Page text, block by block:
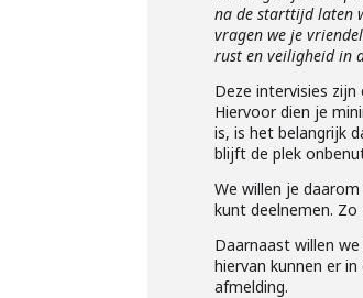
na de starttijd laten
vragen we je
rust en veiligheid in
Deze intervisies
Hiervoor dien je
is, is het belangrijk
blijft de plek
We willen je
kunt deelnemen. Zo
Daarnaast willen
hiervan kunnen er
afmelding.